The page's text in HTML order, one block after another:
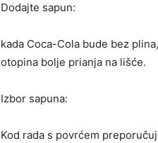
Dodajte sapun:
kada Coca-Cola bude bez
otopina bolje prianja na lišće.
Izbor sapuna:
Kod rada s povrćem